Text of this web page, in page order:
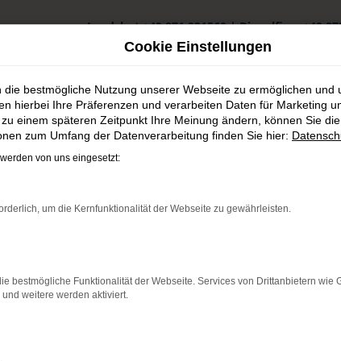
Landshut +49 871 931560|Dingolfing +49
Frühmorgen GmbH & Co.
Cookie Einstellungen
bestmögliche Nutzung unserer Webseite zu ermöglichen und
hierbei Ihre Präferenzen und verarbeiten Daten für Marketing
einem späteren Zeitpunkt Ihre Meinung ändern, können Sie
zum Umfang der Datenverarbeitung finden Sie hier:
von uns eingesetzt:
um die Kernfunktionalität der Webseite zu gewährleisten.
bestmögliche Funktionalität der Webseite. Services von Drittanbietern wie
weitere werden aktiviert.